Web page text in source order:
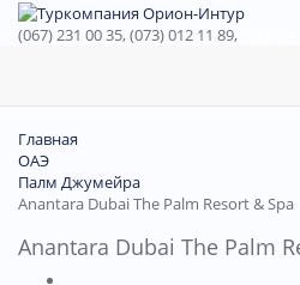
(067) 231 00 35, (073) 012 11 89,
Главная
ОАЭ
Палм Джумейра
Anantara Dubai The Palm Resort & Spa
Anantara Dubai The Palm